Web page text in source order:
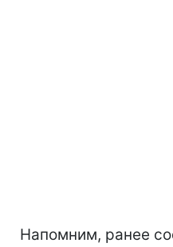
Напомним, ранее